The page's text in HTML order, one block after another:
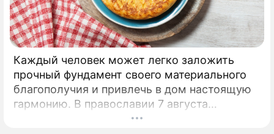
Каждый человек может легко заложить
прочный фундамент своего материального
благополучия и привлечь в дом настоящую
гармонию. В православии 7 августа
почитают память праведной Анны, матери